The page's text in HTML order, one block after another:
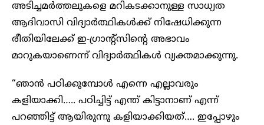
അടിച്ചമർത്തലുകളെ മറികടക്കാനുള്ള സാധ്യത
ആദിവാസി വിദ്യാർത്ഥികൾക്ക് നിഷേധിക്കുന്ന
രീതിയിലേക്ക് ഇ-ഗ്രാന്റ്സിന്റെ അഭാവം
മാറുകയാണെന്ന് വിദ്യാർത്ഥികൾ വ്യക്തമാക്കുന്നു.
“ഞാൻ പഠിക്കുമ്പോൾ എന്നെ എല്ലാവരും
കളിയാക്കി….. പഠിച്ചിട്ട് എന്ത് കിട്ടാനാണ് എന്ന്
പറഞ്ഞിട്ട് ആയിരുന്നു കളിയാക്കിയത്…. ഇപ്പോഴും